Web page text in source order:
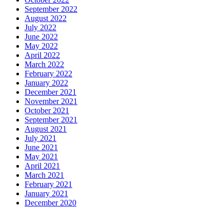
September 2022
August 2022
July 2022
June 2022
May 2022
April 2022
March 2022
February 2022
January 2022
December 2021
November 2021
October 2021
September 2021
August 2021
July 2021
June 2021
May 2021
April 2021
March 2021
February 2021
January 2021
December 2020